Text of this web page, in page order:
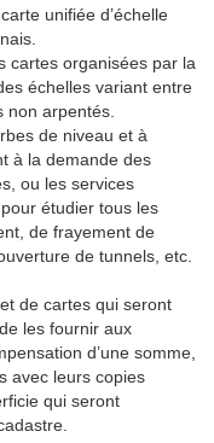
unifiée d’échelle
cartes organisées par la
échelles variant entre
non arpentés.
de niveau et à
à la demande des
ou les services
étudier tous les
de frayement de
de tunnels, etc.
de cartes qui seront
les fournir aux
d’une somme,
avec leurs copies
qui seront